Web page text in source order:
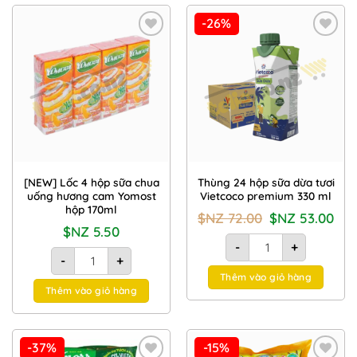
Add to
Wishlist
[NEW] Lốc 4 hộp sữa chua
uống hương cam Yomost
hộp 170ml
$NZ 5.50
-
[NEW] Lốc 4 hộp sữa chua uống hương cam Yomost hộp
+
Thêm vào giỏ hàng
-26%
Add to
Wishlist
Thùng 24 hộp sữa dừa tươi
Vietcoco premium 330 ml
$NZ72.00 Giá
gốc
là:
72.00.
$NZ 53.00Giá
hiện
-
Thùng 24 hộp sữa dừa
+
Thêm vào giỏ hàng
-37% -15%